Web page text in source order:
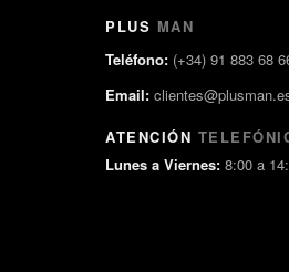
PLUS MAN
Teléfono: (+34) 91 883 68
Email:
ATENCIÓN
Lunes a Viernes: 8:00 a